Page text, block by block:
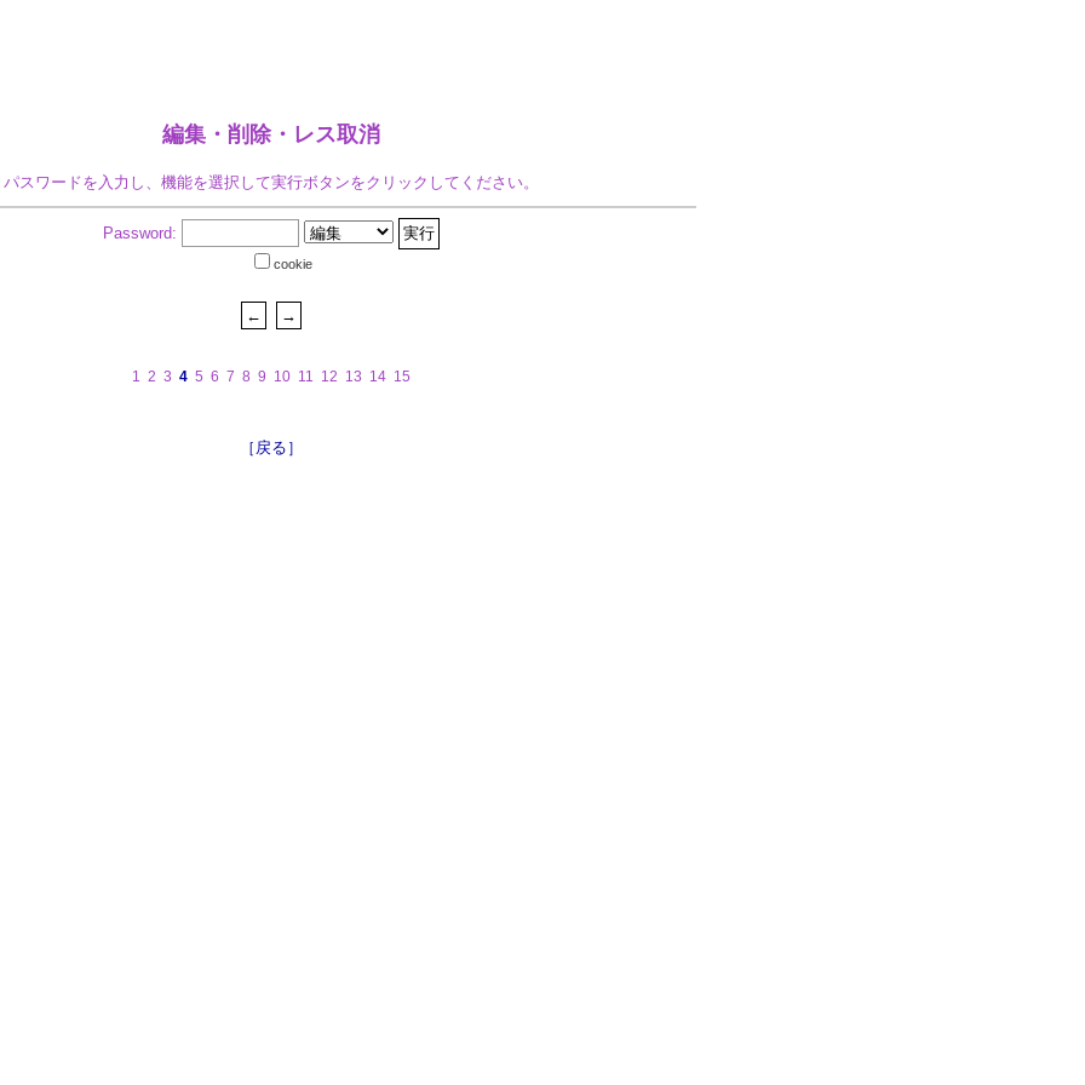
編集・削除・レス取消
パスワードを入力し、機能を選択して実行ボタンをクリックしてください。
Password:
cookie
1 2 3 4 5 6 7 8 9 10 11 12 13 14 15
［戻る］